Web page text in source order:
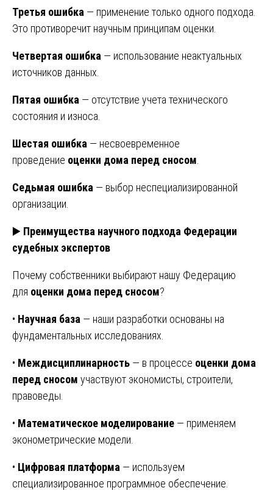
Третья ошибка — применение только одного подхода.
Это противоречит научным принципам оценки.
Четвертая ошибка — использование неактуальных
источников данных.
Пятая ошибка — отсутствие учета технического
состояния и износа.
Шестая ошибка — несвоевременное
проведение оценки дома перед сносом
Седьмая ошибка — выбор неспециализированной
организации.
▶️ Преимущества научного подхода Федерации
судебных экспертов
Почему собственники выбирают нашу Федерацию
для оценки дома перед сносом?
• Научная база — наши разработки основаны на
фундаментальных исследованиях.
• Междисциплинарность — в процессе оценки дома
перед сносом участвуют экономисты, строители,
правоведы.
• Математическое моделирование — применяем
эконометрические модели.
• Цифровая платформа — используем
специализированное программное обеспечение.